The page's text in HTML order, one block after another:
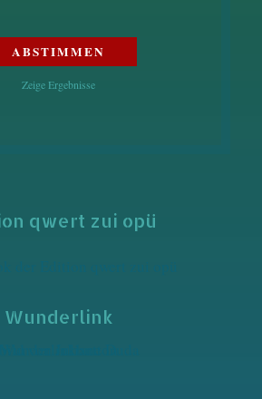
Zeige Ergebnisse
qwert zui opü
Wunderlink